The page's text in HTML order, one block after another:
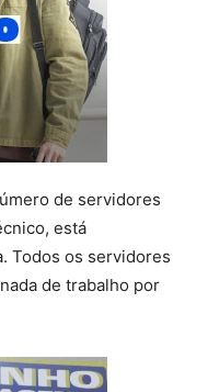
de servidores
está
Todos os servidores
de trabalho por